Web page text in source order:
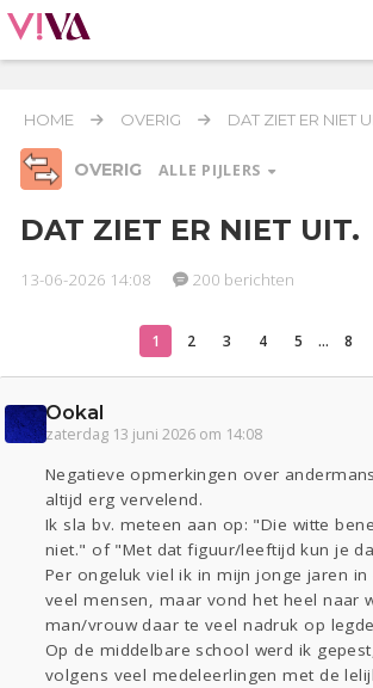
HOME OVERIG DAT ZIET ER NIET
OVERIG ALLE PIJLERS
Relaties Werk & Studie Geld & Recht
Actueel
Kinderen
Digi
Zwanger
Psyche Thuis
Sport
Contact
Lezen
DAT ZIET ER NIET UIT.
13-06-2026 14:08 200 berichten
1 2 3 4 5 ... 8
Ookal
zaterdag 13 juni 2026 om 14:08
Negatieve opmerkingen over
altijd erg vervelend.
Ik sla bv. meteen aan op: "Die witte
niet." of "Met dat figuur/leeftijd kun je
Per ongeluk viel ik in mijn jonge jaren in
veel mensen, maar vond het heel naar
man/vrouw daar te veel nadruk op
Op de middelbare school werd ik
volgens veel medeleerlingen met de